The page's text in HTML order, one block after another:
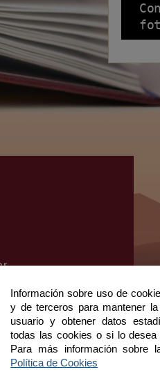
Información sobre uso de
y de terceros para mantener
usuario y obtener datos
todas las cookies o si lo desea
Para más información sobre
Política de Cookies